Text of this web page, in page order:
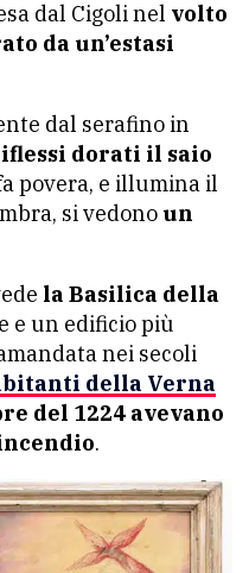
dal Cigoli nel volto
da un’estasi
dal serafino in
dorati il saio
povera, e illumina il
si vedono un
la Basilica della
e un edificio più
nei secoli
della Verna
del 1224 avevano
.